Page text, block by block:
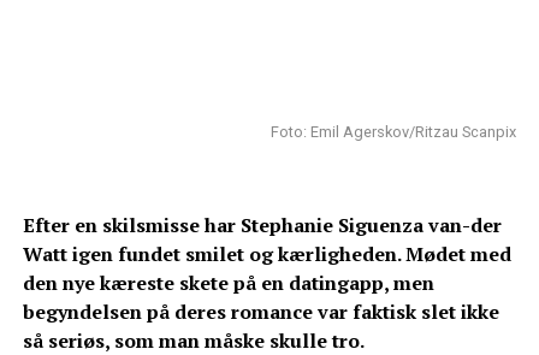
Foto: Emil Agerskov/Ritzau Scanpix
Efter en skilsmisse har Stephanie Siguenza van-der
Watt igen fundet smilet og kærligheden. Mødet med
den nye kæreste skete på en datingapp, men
begyndelsen på deres romance var faktisk slet ikke
så seriøs, som man måske skulle tro.